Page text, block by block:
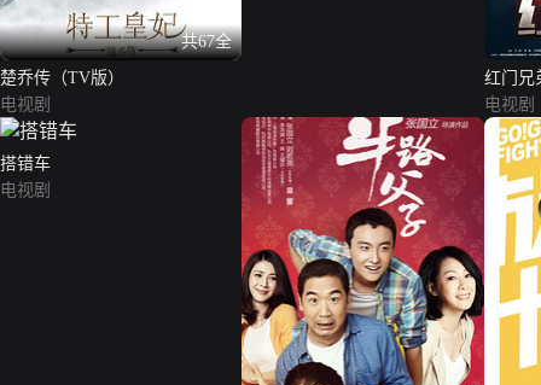
共67全
楚乔传（TV版）
电视剧
红门兄
电视剧
搭错车
电视剧